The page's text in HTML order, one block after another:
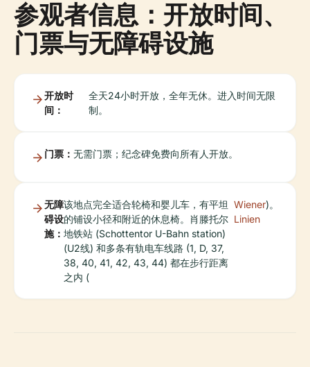
参观者信息：开放时间、
门票与无障碍设施
开放时
间：
全天24小时开放，全年无休。进入时间无限
制。
门票： 无需门票；纪念碑免费向所有人开放。
无障
碍设
施：
该地点完全适合轮椅和婴儿车，有平坦
的铺设小径和附近的休息椅。肖滕托尔
地铁站 (Schottentor U-Bahn station)
(U2线) 和多条有轨电车线路 (1, D, 37,
38, 40, 41, 42, 43, 44) 都在步行距离
之内 (
Wiener
Linien
)。